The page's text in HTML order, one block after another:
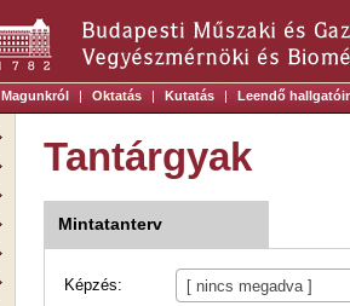
Magunkról | Oktatás | Kutatás | Leendő
Tantárgyak
Mintatanterv
Képzés: [ nincs megadva ]